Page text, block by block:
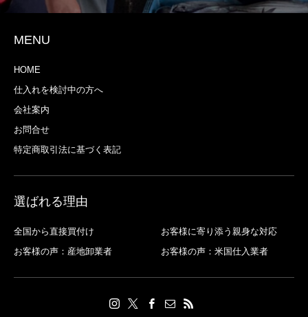
MENU
HOME
仕入れを検討中の方へ
会社案内
お問合せ
特定商取引法に基づく表記
選ばれる理由
全国から直接買付け
お客様に寄り添う親身な対応
お客様の声：産地卸業者
お客様の声：米国仕入業者